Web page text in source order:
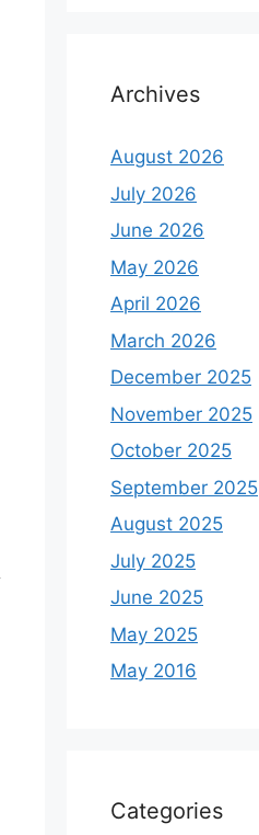
Archives
August 2026
July 2026
June 2026
May 2026
April 2026
March 2026
December 2025
November 2025
October 2025
September 2025
August 2025
July 2025
June 2025
May 2025
May 2016
Categories